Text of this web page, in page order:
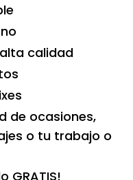
calidad
de ocasiones,
o tu trabajo o
GRATIS!